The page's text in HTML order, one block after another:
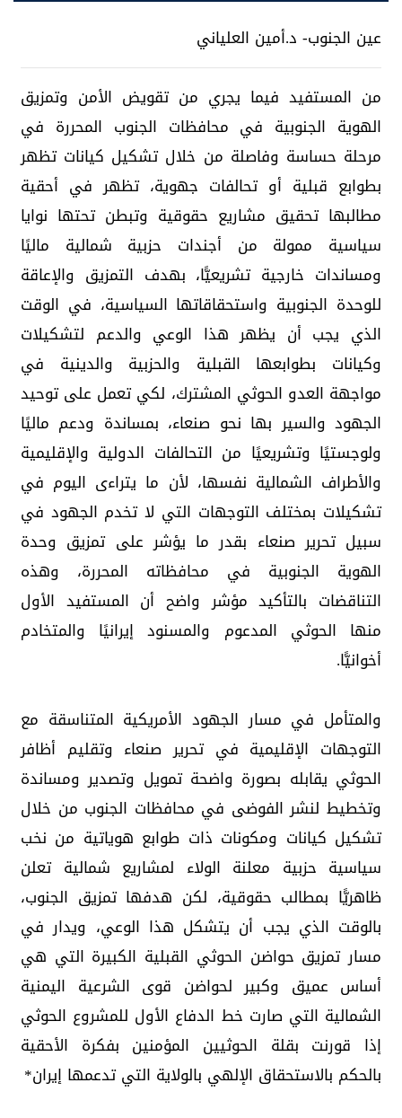
عين الجنوب- د.أمين العلياني
من المستفيد فيما يجري من تقويض الأمن وتمزيق
الهوية الجنوبية في محافظات الجنوب المحررة في
مرحلة حساسة وفاصلة من خلال تشكيل كيانات تظهر
بطوابع قبلية أو تحالفات جهوية، تظهر في أحقية
مطالبها تحقيق مشاريع حقوقية وتبطن تحتها نوايا
سياسية ممولة من أجندات حزبية شمالية ماليًا
ومساندات خارجية تشريعيًّا، بهدف التمزيق والإعاقة
للوحدة الجنوبية واستحقاقاتها السياسية، في الوقت
الذي يجب أن يظهر هذا الوعي والدعم لتشكيلات
وكيانات بطوابعها القبلية والحزبية والدينية في
مواجهة العدو الحوثي المشترك، لكي تعمل على توحيد
الجهود والسير بها نحو صنعاء، بمساندة ودعم ماليًا
ولوجستيًا وتشريعيًا من التحالفات الدولية والإقليمية
والأطراف الشمالية نفسها، لأن ما يتراءى اليوم في
تشكيلات بمختلف التوجهات التي لا تخدم الجهود في
سبيل تحرير صنعاء بقدر ما يؤشر على تمزيق وحدة
الهوية الجنوبية في محافظاته المحررة، وهذه
التناقضات بالتأكيد مؤشر واضح أن المستفيد الأول
منها الحوثي المدعوم والمسنود إيرانيًا والمتخادم
أخوانيًّا.
والمتأمل في مسار الجهود الأمريكية المتناسقة مع
التوجهات الإقليمية في تحرير صنعاء وتقليم أظافر
الحوثي يقابله بصورة واضحة تمويل وتصدير ومساندة
وتخطيط لنشر الفوضى في محافظات الجنوب من خلال
تشكيل كيانات ومكونات ذات طوابع هوياتية من نخب
سياسية حزبية معلنة الولاء لمشاريع شمالية تعلن
ظاهريًّا بمطالب حقوقية، لكن هدفها تمزيق الجنوب،
بالوقت الذي يجب أن يتشكل هذا الوعي، ويدار في
مسار تمزيق حواضن الحوثي القبلية الكبيرة التي هي
أساس عميق وكبير لحواضن قوى الشرعية اليمنية
الشمالية التي صارت خط الدفاع الأول للمشروع الحوثي
إذا قورنت بقلة الحوثيين المؤمنين بفكرة الأحقية
بالحكم بالاستحقاق الإلهي بالولاية التي تدعمها إيران*